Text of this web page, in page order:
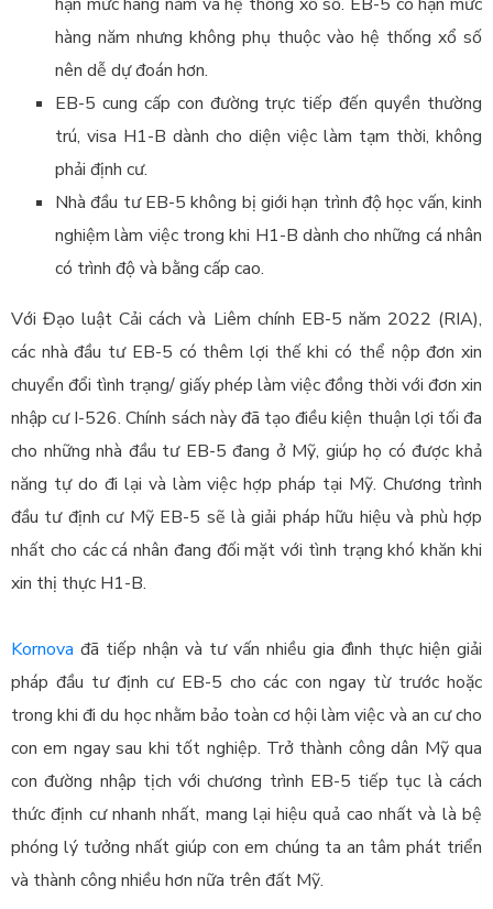
hàng năm nhưng không phụ thuộc vào hệ thống xổ số
nên dễ dự đoán hơn.
EB-5 cung cấp con đường trực tiếp đến quyền thường
trú, visa H1-B dành cho diện việc làm tạm thời, không
phải định cư.
Nhà đầu tư EB-5 không bị giới hạn trình độ học vấn, kinh
nghiệm làm việc trong khi H1-B dành cho những cá nhân
có trình độ và bằng cấp cao.
Với Đạo luật Cải cách và Liêm chính EB-5 năm 2022 (RIA),
các nhà đầu tư EB-5 có thêm lợi thế khi có thể nộp đơn xin
chuyển đổi tình trạng/ giấy phép làm việc đồng thời với đơn xin
nhập cư I-526. Chính sách này đã tạo điều kiện thuận lợi tối đa
cho những nhà đầu tư EB-5 đang ở Mỹ, giúp họ có được khả
năng tự do đi lại và làm việc hợp pháp tại Mỹ. Chương trình
đầu tư định cư Mỹ EB-5 sẽ là giải pháp hữu hiệu và phù hợp
nhất cho các cá nhân đang đối mặt với tình trạng khó khăn khi
xin thị thực H1-B.
Kornova đã tiếp nhận và tư vấn nhiều gia đình thực hiện giải
pháp đầu tư định cư EB-5 cho các con ngay từ trước hoặc
trong khi đi du học nhằm bảo toàn cơ hội làm việc và an cư cho
con em ngay sau khi tốt nghiệp. Trở thành công dân Mỹ qua
con đường nhập tịch với chương trình EB-5 tiếp tục là cách
thức định cư nhanh nhất, mang lại hiệu quả cao nhất và là bệ
phóng lý tưởng nhất giúp con em chúng ta an tâm phát triển
và thành công nhiều hơn nữa trên đất Mỹ.